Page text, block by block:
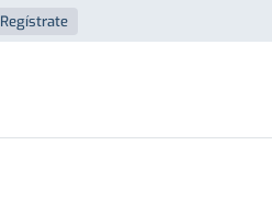
Regístrate